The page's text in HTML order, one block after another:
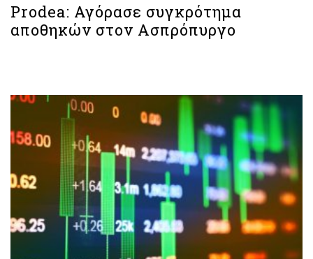
Prodea: Αγόρασε συγκρότημα
αποθηκών στον Ασπρόπυργο